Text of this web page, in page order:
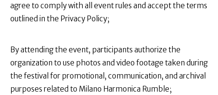
agree to comply with all event rules and accept the terms
outlined in the Privacy Policy;
By attending the event, participants authorize the
organization to use photos and video footage taken during
the festival for promotional, communication, and archival
purposes related to Milano Harmonica Rumble;